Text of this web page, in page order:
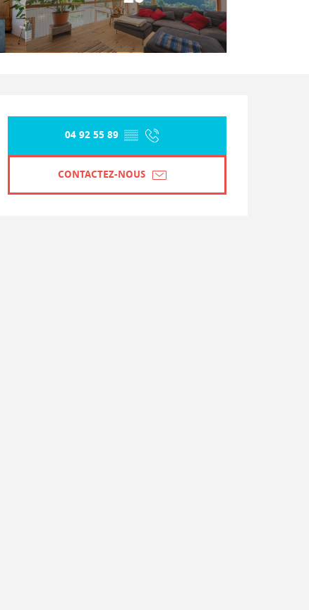
Ouverture et coordonnées
04 92 55 89 ▒▒
CONTACTEZ-NOUS